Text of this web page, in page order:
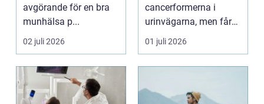
avgörande för en bra
munhälsa p...
02 juli 2026
cancerformerna i
urinvägarna, men får
ofta mindre
uppmärksamh...
01 juli 2026